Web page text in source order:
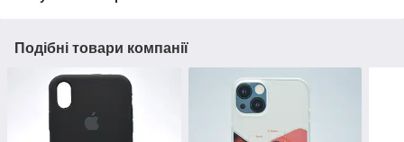
Подібні товари компанії